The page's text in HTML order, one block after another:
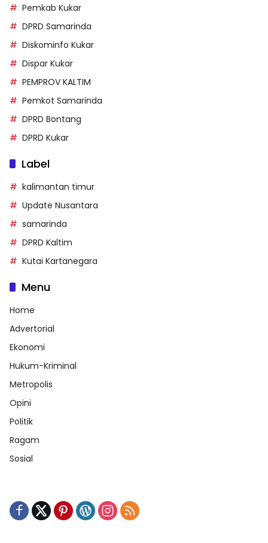
Pemkab Kukar
DPRD Samarinda
Diskominfo Kukar
Dispar Kukar
PEMPROV KALTIM
Pemkot Samarinda
DPRD Bontang
DPRD Kukar
Label
kalimantan timur
Update Nusantara
samarinda
DPRD Kaltim
Kutai Kartanegara
Menu
Home
Advertorial
Ekonomi
Hukum-Kriminal
Metropolis
Opini
Politik
Ragam
Sosial